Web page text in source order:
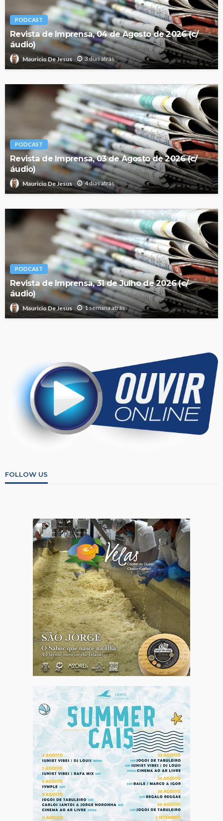
PODCAST
Revista de Imprensa, 04 de Agosto de 2026 (c/
áudio)
Mauricio De Jesus 3 dias atrás
PODCAST
Revista de Imprensa, 03 de Agosto de 2026 (c/
áudio)
Mauricio De Jesus 4 dias atrás
PODCAST
Revista de Imprensa, 31 de Julho de 2026 (c/
áudio)
Mauricio De Jesus 1 semana atrás
FOLLOW US